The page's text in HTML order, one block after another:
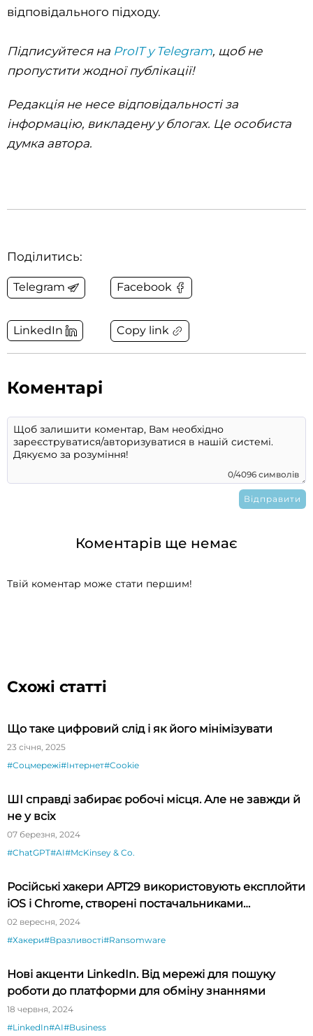
відповідального підходу.
Підписуйтеся на ProIT у Telegram, щоб не
пропустити жодної публікації!
Редакція не несе відповідальності за
інформацію, викладену у блогах. Це особиста
думка автора.
Поділитись:
Telegram Facebook
LinkedIn Copy link
Коментарі
0/4096 символів
Коментарів ще немає
Твій коментар може стати першим!
Схожі статті
Що таке цифровий слід і як його мінімізувати
23 січня, 2025
#Соцмережі#Інтернет#Cookie
ШІ справді забирає робочі місця. Але не завжди й
не у всіх
07 березня, 2024
#ChatGPT#AI#McKinsey & Co.
Російські хакери APT29 використовують експлойти
iOS і Chrome, створені постачальниками
шпигунського ПЗ
02 вересня, 2024
#Хакери#Вразливості#Ransomware
Нові акценти LinkedIn. Від мережі для пошуку
роботи до платформи для обміну знаннями
18 червня, 2024
#LinkedIn#AI#Business